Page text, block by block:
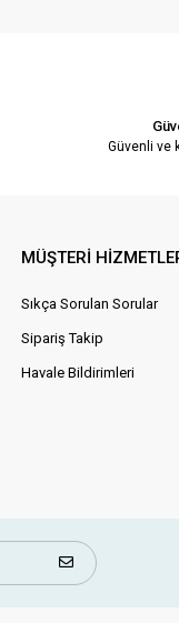
Güvenli ve
MÜŞTERİ
Sıkça Sorulan Sorular
Sipariş Takip
Havale Bildirimleri